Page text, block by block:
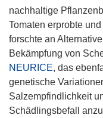
nachhaltige
Tomaten erprobte
forschte an
Bekämpfung von
NEURICE, das
genetische
Salzempfindlichkeit
Schädlingsbefall